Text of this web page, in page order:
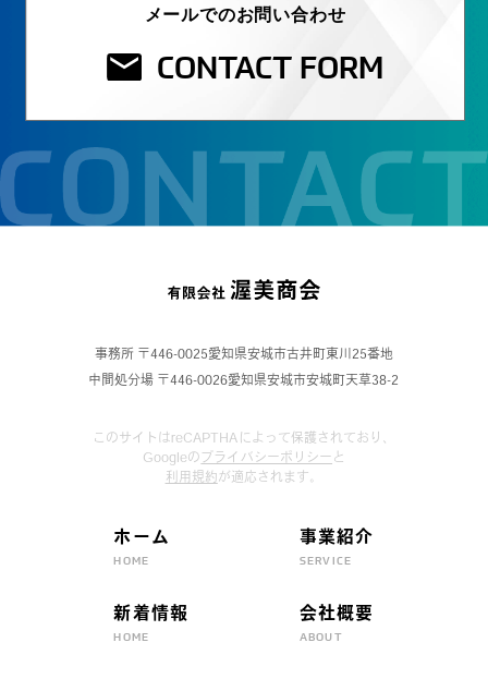
メールでのお問い合わせ
CONTACT FORM
事務所 〒446-0025愛知県安城市古井町東川25番地
中間処分場 〒446-0026愛知県安城市安城町天草38-2
このサイトはreCAPTHAによって保護されており、
Googleの プライバシーポリシー と
利用規約 が適応されます。
ホーム
HOME
新着情報
HOME
事業紹介
SERVICE
会社概要
ABOUT